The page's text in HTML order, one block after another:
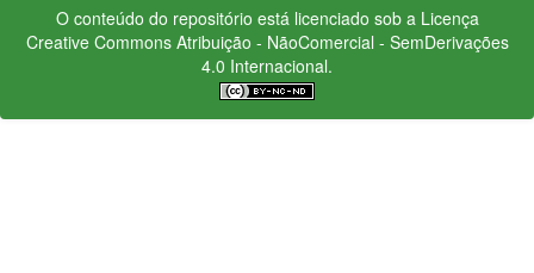
O conteúdo do repositório está licenciado sob a Licença
Creative CommonsAtribuição - NãoComercial - SemDerivações
4.0 Internacional.